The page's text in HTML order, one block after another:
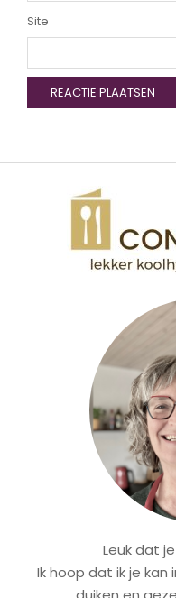
Site
Leuk dat
Ik hoop dat ik je kan